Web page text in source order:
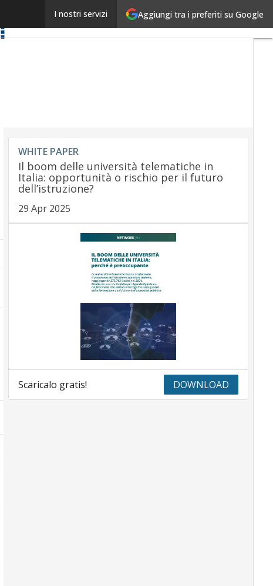
Aggiungi tra i preferiti su Google
I nostri servizi
TAS Academy: formazione di qualità per le nuove
WHITE PAPER
Il boom delle università telematiche in
Italia: opportunità o rischio per il futuro
dell’istruzione?
29 Apr 2025
Scaricalo gratis! DOWNLOAD